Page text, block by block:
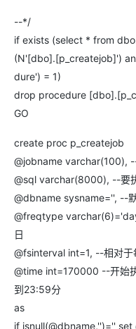
--*/
if exists (select * from
(N'[dbo].[p_createjob]')
dure') = 1)
drop procedure
GO
create proc p_createjob
@jobname varchar(100),
@sql varchar(8000), --要
@dbname sysname='', --
@freqtype
日
@fsinterval int=1, --相对于
@time int=170000 --开始
到23:59分
as
if isnull(@dbname,'')=''